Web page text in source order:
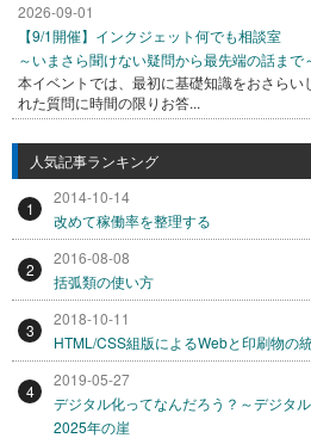
2026-09-01
【9/1開催】インクジェット何でも相談室
～いまさら聞けない疑問から最先端の話まで
本イベントでは、最初に基礎知識をおさらい
れた質問に時間の限りお答...
人気記事ランキング
1
2014-10-14
改めて稼働率を整理する
2
2016-08-08
括弧類の使い方
3
2018-10-11
HTML/CSS組版によるWebと印刷物の
4
2019-05-27
デジタル化ってなんだろう？～デジタ
2025年の崖